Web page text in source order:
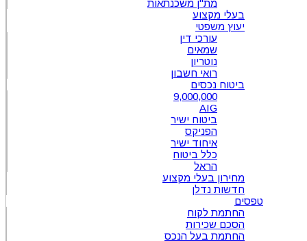
מת"ן משכנתאות
בעלי מקצוע
יעוץ משפטי
עורכי דין
שמאים
נוטריון
רואי חשבון
ביטוח נכסים
9,000,000
AIG
ביטוח ישיר
הפניקס
איחוד ישיר
כלל ביטוח
הראל
מחירון בעלי מקצוע
חדשות נדלן
טפסים
החתמת לקוח
הסכם שכירות
החתמת בעל הנכס